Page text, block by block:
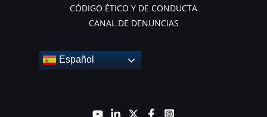
CÓDIGO ÉTICO Y DE CONDUCTA
CANAL DE DENUNCIAS
Español